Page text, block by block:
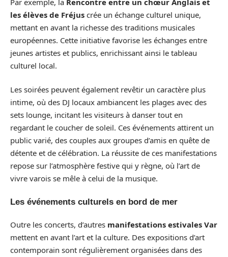
les élèves de Fréjus crée un échange culturel unique,
mettant en avant la richesse des traditions musicales
européennes. Cette initiative favorise les échanges entre
jeunes artistes et publics, enrichissant ainsi le tableau
culturel local.
Les soirées peuvent également revêtir un caractère plus
intime, où des DJ locaux ambiancent les plages avec des
sets lounge, incitant les visiteurs à danser tout en
regardant le coucher de soleil. Ces événements attirent un
public varié, des couples aux groupes d’amis en quête de
détente et de célébration. La réussite de ces manifestations
repose sur l’atmosphère festive qui y règne, où l’art de
vivre varois se mêle à celui de la musique.
Les événements culturels en bord de mer
Outre les concerts, d’autres manifestations estivales Var
mettent en avant l’art et la culture. Des expositions d’art
contemporain sont régulièrement organisées dans des